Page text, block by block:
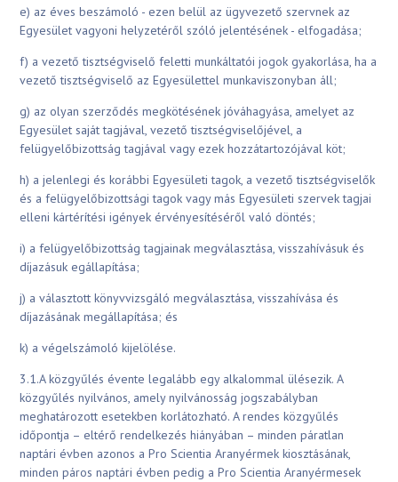
e) az éves beszámoló - ezen belül az ügyvezető szervnek az
Egyesület vagyoni helyzetéről szóló jelentésének - elfogadása;
f) a vezető tisztségviselő feletti munkáltatói jogok gyakorlása, ha a
vezető tisztségviselő az Egyesülettel munkaviszonyban áll;
g) az olyan szerződés megkötésének jóváhagyása, amelyet az
Egyesület saját tagjával, vezető tisztségviselőjével, a
felügyelőbizottság tagjával vagy ezek hozzátartozójával köt;
h) a jelenlegi és korábbi Egyesületi tagok, a vezető tisztségviselők
és a felügyelőbizottsági tagok vagy más Egyesületi szervek tagjai
elleni kártérítési igények érvényesítéséről való döntés;
i) a felügyelőbizottság tagjainak megválasztása, visszahívásuk és
díjazásuk egállapítása;
j) a választott könyvvizsgáló megválasztása, visszahívása és
díjazásának megállapítása; és
k) a végelszámoló kijelölése.
3.1.A közgyűlés évente legalább egy alkalommal ülésezik. A
közgyűlés nyilvános, amely nyilvánosság jogszabályban
meghatározott esetekben korlátozható. A rendes közgyűlés
időpontja – eltérő rendelkezés hiányában – minden páratlan
naptári évben azonos a Pro Scientia Aranyérmek kiosztásának,
minden páros naptári évben pedig a Pro Scientia Aranyérmesek